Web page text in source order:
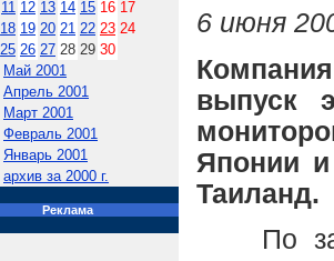
11 12 13 14 15 16 17
18 19 20 21 22 23 24
25 26 27 28 29 30
Май 2001
Апрель 2001
Март 2001
Февраль 2001
Январь 2001
архив за 2000 г.
Реклама
6 июня
выпуск
Японии и
Таиланд.
По